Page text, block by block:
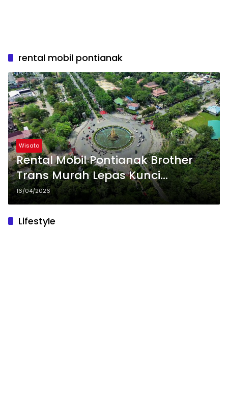
rental mobil pontianak
Wisata
Rental Mobil Pontianak Brother
Trans Murah Lepas Kunci
Terpercaya
16/04/2026
Lifestyle